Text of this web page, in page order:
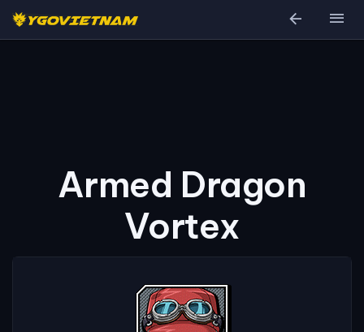
arrow_back menu
Armed Dragon
Vortex